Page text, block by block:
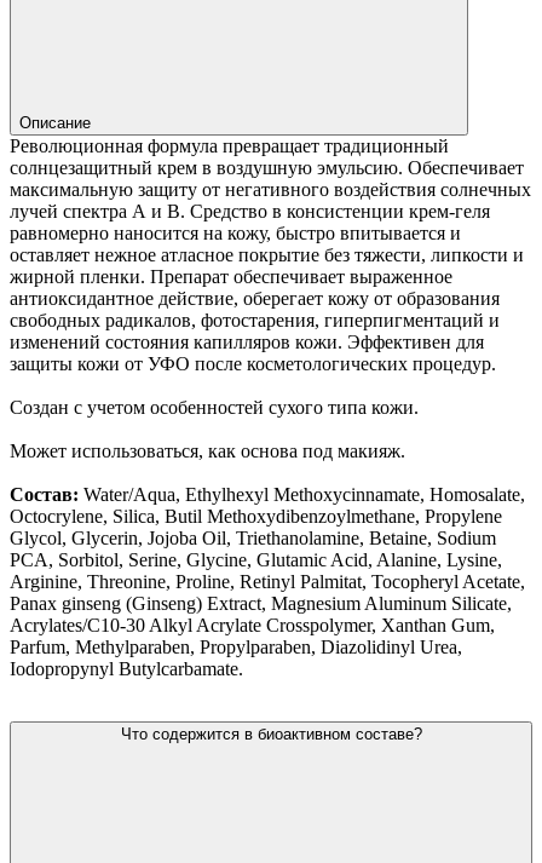
Описание
Революционная формула превращает традиционный
солнцезащитный крем в воздушную эмульсию. Обеспечивает
максимальную защиту от негативного воздействия солнечных
лучей спектра А и В. Средство в консистенции крем-геля
равномерно наносится на кожу, быстро впитывается и
оставляет нежное атласное покрытие без тяжести, липкости и
жирной пленки. Препарат обеспечивает выраженное
антиоксидантное действие, оберегает кожу от образования
свободных радикалов, фотостарения, гиперпигментаций и
изменений состояния капилляров кожи. Эффективен для
защиты кожи от УФО после косметологических процедур.
Создан с учетом особенностей сухого типа кожи.
Может использоваться, как основа под макияж.
Состав: Water/Aqua, Ethylhexyl Methoxycinnamate, Homosalate,
Octocrylene, Silica, Butil Methoxydibenzoylmethane, Propylene
Glycol, Glycerin, Jojoba Oil, Triethanolamine, Betaine, Sodium
PCA, Sorbitol, Serine, Glycine, Glutamic Acid, Alanine, Lysine,
Arginine, Threonine, Proline, Retinyl Palmitat, Tocopheryl Acetate,
Panax ginseng (Ginseng) Extract, Magnesium Aluminum Silicate,
Acrylates/C10-30 Alkyl Acrylate Crosspolymer, Xanthan Gum,
Parfum, Methylparaben, Propylparaben, Diazolidinyl Urea,
Iodopropynyl Butylcarbamate.
Что содержится в биоактивном составе?